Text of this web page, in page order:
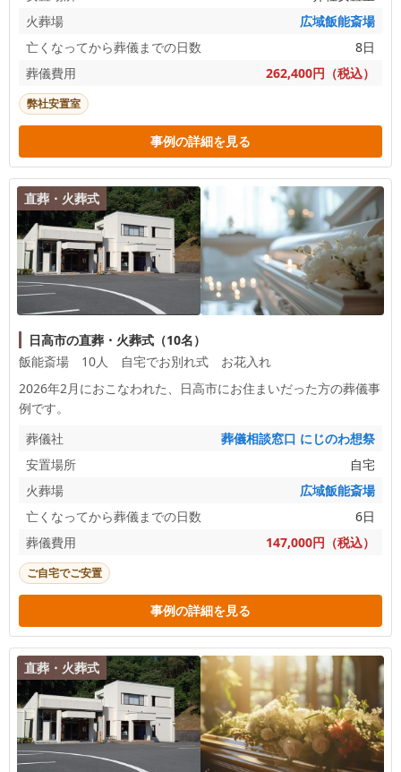
火葬場
広域飯能斎場
亡くなってから葬儀までの日数
8日
葬儀費用
262,400円（税込）
弊社安置室
事例の詳細を見る
直葬・火葬式
日高市の直葬・火葬式（10名）
飯能斎場 10人 自宅でお別れ式 お花入れ
2026年2月におこなわれた、
日高市にお住まいだった方の葬儀事
例です。
葬儀社
葬儀相談窓口 にじのわ想祭
安置場所
自宅
火葬場
広域飯能斎場
亡くなってから葬儀までの日数
6日
葬儀費用
147,000円（税込）
ご自宅でご安置
事例の詳細を見る
直葬・火葬式